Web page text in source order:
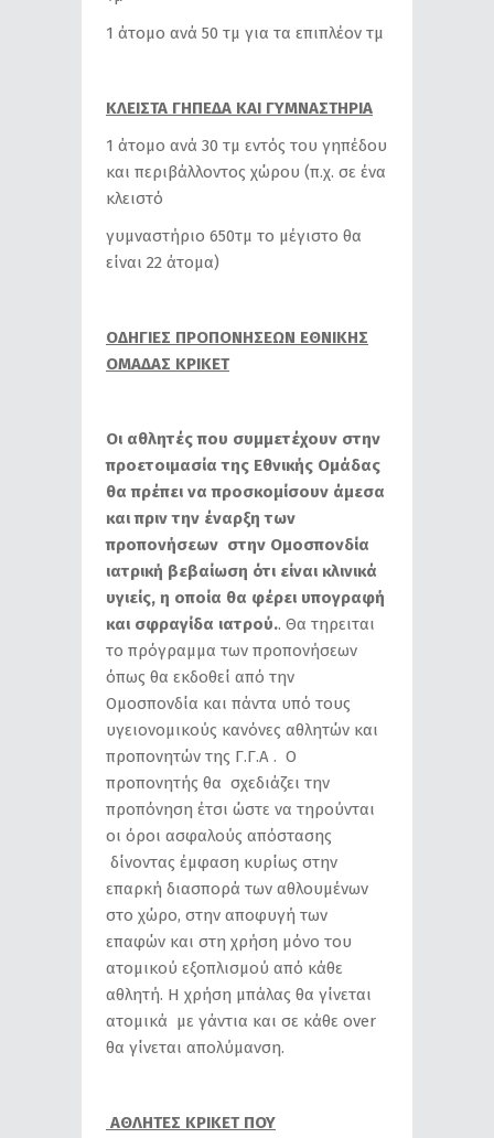
1 άτομο ανά 50 τμ για τα επιπλέον τμ
ΚΛΕΙΣΤΑ ΓΗΠΕΔΑ ΚΑΙ ΓΥΜΝΑΣΤΗΡΙΑ
1 άτομο ανά 30 τμ εντός του γηπέδου
και περιβάλλοντος χώρου (π.χ. σε ένα
κλειστό
γυμναστήριο 650τμ το μέγιστο θα
είναι 22 άτομα)
ΟΔΗΓΙΕΣ ΠΡΟΠΟΝΗΣΕΩΝ ΕΘΝΙΚΗΣ
ΟΜΑΔΑΣ ΚΡΙΚΕΤ
Οι αθλητές που συμμετέχουν στην
προετοιμασία της Εθνικής Ομάδας
θα πρέπει να προσκομίσουν άμεσα
και πριν την έναρξη των
προπονήσεων στην Ομοσπονδία
ιατρική βεβαίωση ότι είναι κλινικά
υγιείς, η οποία θα φέρει υπογραφή
και σφραγίδα ιατρού.. Θα τηρειται
το πρόγραμμα των προπονήσεων
όπως θα εκδοθεί από την
Ομοσπονδία και πάντα υπό τους
υγειονομικούς κανόνες αθλητών και
προπονητών της Γ.Γ.Α . Ο
προπονητής θα σχεδιάζει την
προπόνηση έτσι ώστε να τηρούνται
οι όροι ασφαλούς απόστασης
δίνοντας έμφαση κυρίως στην
επαρκή διασπορά των αθλουμένων
στο χώρο, στην αποφυγή των
επαφών και στη χρήση μόνο του
ατομικού εξοπλισμού από κάθε
αθλητή. Η χρήση μπάλας θα γίνεται
ατομικά με γάντια και σε κάθε over
θα γίνεται απολύμανση.
ΑΘΛΗΤΕΣ ΚΡΙΚΕΤ ΠΟΥ